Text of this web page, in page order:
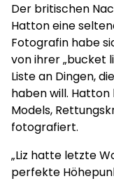
Der britischen
Hatton eine
Fotografin habe
von ihrer „bucket
Liste an Dingen,
haben will. Hatton
Models,
fotografiert.
„Liz hatte letzte
perfekte